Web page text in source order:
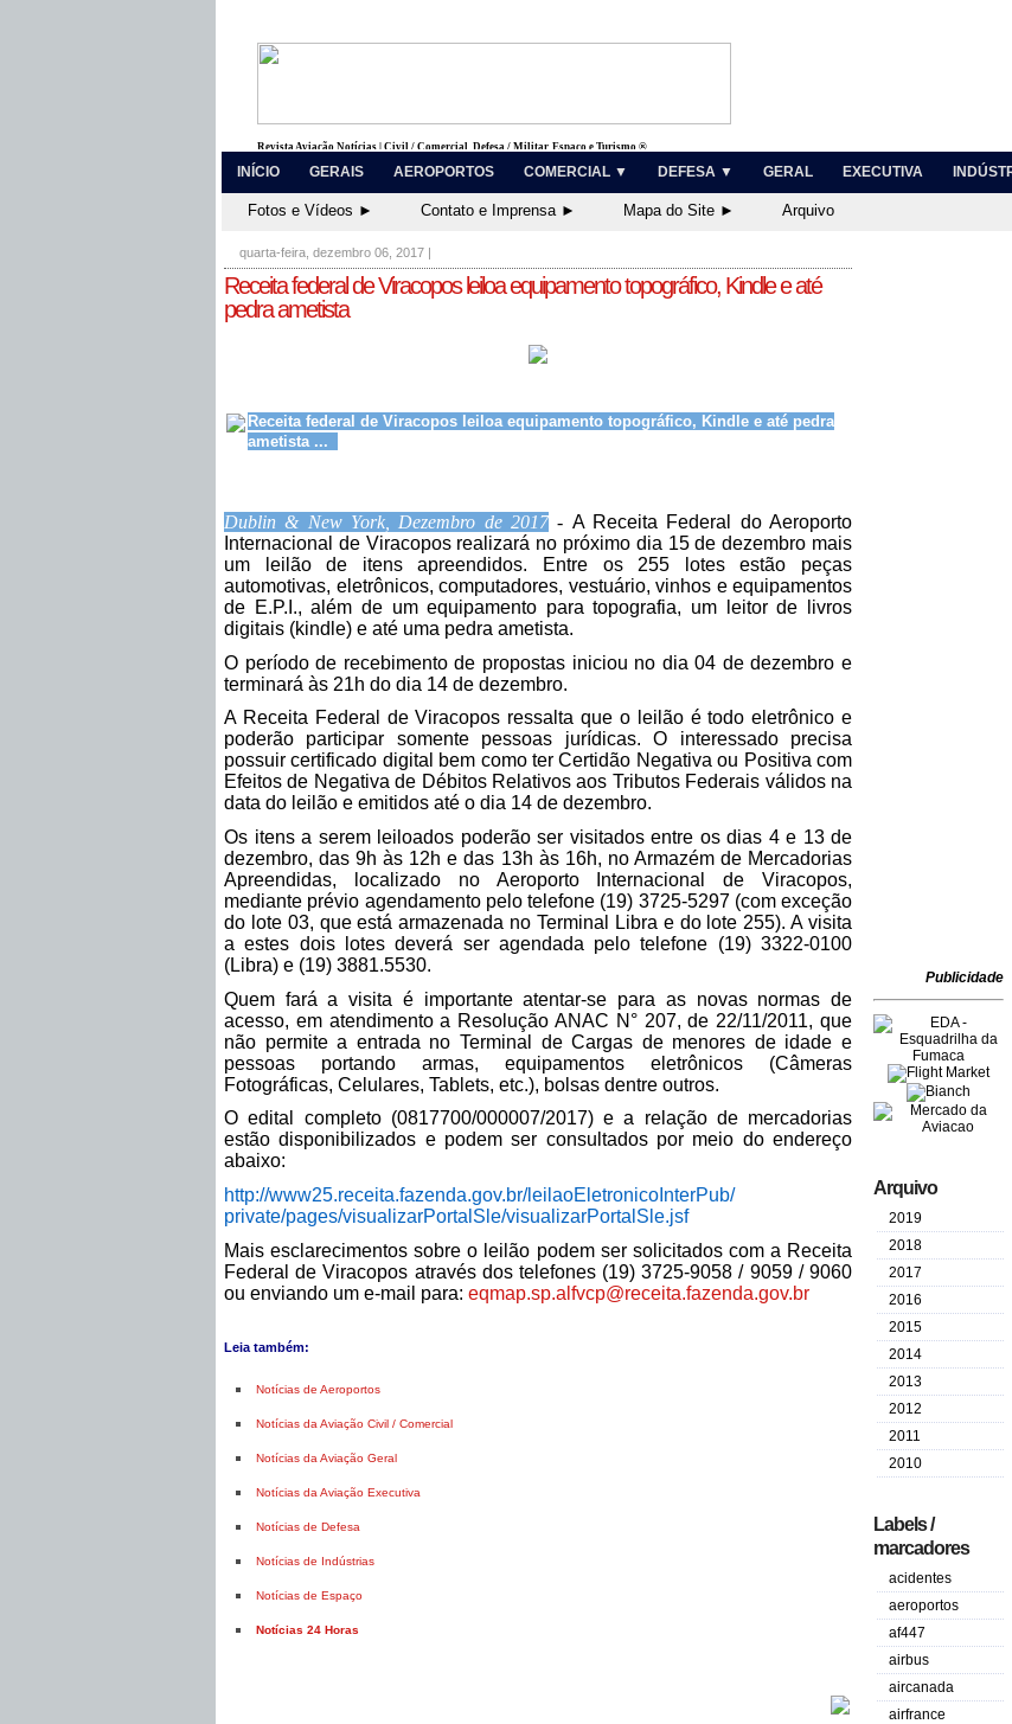
Revista Aviação Notícias | Civil / Comercial, Defesa / Militar, Espaço e Turismo ®
INÍCIO GERAIS AEROPORTOS COMERCIAL ▼ DEFESA ▼ GERAL EXECUTIVA
Fotos e Vídeos ► Contato e Imprensa ► Mapa do Site ► Arquivo
quarta-feira, dezembro 06, 2017 |
Receita federal de Viracopos leiloa equipamento topográfico, Kindle e até
pedra ametista
Receita federal de Viracopos leiloa equipamento topográfico, Kindle e até pedra
ametista ...
Dublin & New York, Dezembro de 2017 - A Receita Federal do Aeroporto
Internacional de Viracopos realizará no próximo dia 15 de dezembro mais
um leilão de itens apreendidos. Entre os 255 lotes estão peças
automotivas, eletrônicos, computadores, vestuário, vinhos e equipamentos
de E.P.I., além de um equipamento para topografia, um leitor de livros
digitais (kindle) e até uma pedra ametista.
O período de recebimento de propostas iniciou no dia 04 de dezembro e
terminará às 21h do dia 14 de dezembro.
A Receita Federal de Viracopos ressalta que o leilão é todo eletrônico e
poderão participar somente pessoas jurídicas. O interessado precisa
possuir certificado digital bem como ter Certidão Negativa ou Positiva com
Efeitos de Negativa de Débitos Relativos aos Tributos Federais válidos na
data do leilão e emitidos até o dia 14 de dezembro.
Os itens a serem leiloados poderão ser visitados entre os dias 4 e 13 de
dezembro, das 9h às 12h e das 13h às 16h, no Armazém de Mercadorias
Apreendidas, localizado no Aeroporto Internacional de Viracopos,
mediante prévio agendamento pelo telefone (19) 3725-5297 (com exceção
do lote 03, que está armazenada no Terminal Libra e do lote 255). A visita
a estes dois lotes deverá ser agendada pelo telefone (19) 3322-0100
(Libra) e (19) 3881.5530.
Quem fará a visita é importante atentar-se para as novas normas de
acesso, em atendimento a Resolução ANAC N° 207, de 22/11/2011, que
não permite a entrada no Terminal de Cargas de menores de idade e
pessoas portando armas, equipamentos eletrônicos (Câmeras
Fotográficas, Celulares, Tablets, etc.), bolsas dentre outros.
O edital completo (0817700/000007/2017) e a relação de mercadorias
estão disponibilizados e podem ser consultados por meio do endereço
abaixo:
http://www25.receita.fazenda.gov.br/leilaoEletronicoInterPub/
private/pages/visualizarPortalSle/visualizarPortalSle.jsf
Mais esclarecimentos sobre o leilão podem ser solicitados com a Receita
Federal de Viracopos através dos telefones (19) 3725-9058 / 9059 / 9060
ou enviando um e-mail para: eqmap.sp.alfvcp@receita.fazenda.gov.br
Leia também:
Notícias de Aeroportos
Notícias da Aviação Civil / Comercial
Notícias da Aviação Geral
Notícias da Aviação Executiva
Notícias de Defesa
Notícias de Indústrias
Notícias de Espaço
Notícias 24 Horas
Publicidade
Arquivo
2019
2018
2017
2016
2015
2014
2013
2012
2011
2010
Labels /
marcadores
acidentes
aeroportos
af447
airbus
aircanada
airfrance